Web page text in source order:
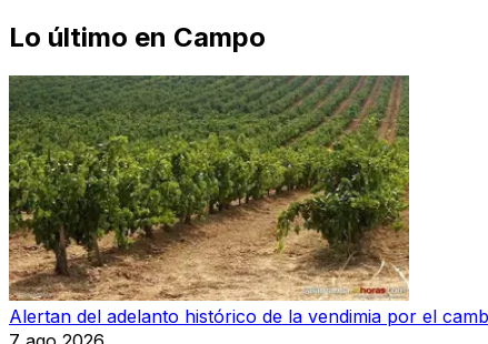
Lo último en Campo
Alertan del adelanto histórico de la vendimia por el